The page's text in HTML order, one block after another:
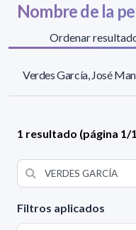
Filtros aplicados
Nombre de la
Ordenar
Verdes García, José
1 resultado (página 1/